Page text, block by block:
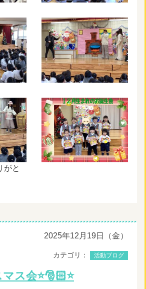
がと
2025年12月19日（金）
カテゴリ： 活動ブログ
ス会⭐️🎅🏻⭐️